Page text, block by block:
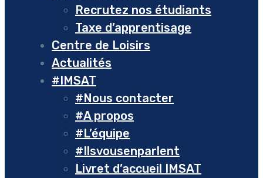
Recrutez nos étudiants
Taxe d’apprentisage
Centre de Loisirs
Actualités
#IMSAT
#Nous contacter
#A propos
#L’équipe
#Ilsvousenparlent
Livret d’accueil IMSAT